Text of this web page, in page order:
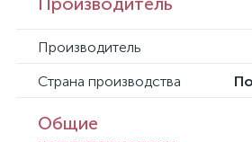
Производитель
Страна производства
Общие